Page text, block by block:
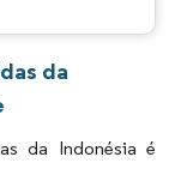
da
da Indonésia é